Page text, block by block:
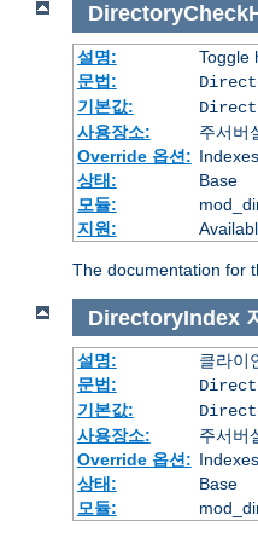
설명:
Toggle
문법:
기본값:
사용장소:
주서버
Override 옵션: Indexes
상태:
Base
모듈:
지원:
The documentation for
DirectoryIndex
설명:
클라이
문법:
기본값:
사용장소:
주서버
Override 옵션: Indexes
상태:
Base
모듈: